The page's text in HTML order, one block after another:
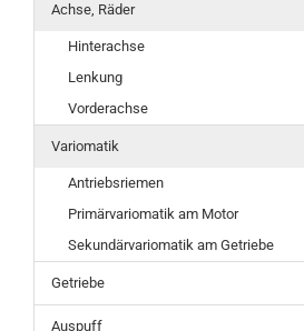
Achse, Räder
Hinterachse
Lenkung
Vorderachse
Variomatik
Antriebsriemen
Primärvariomatik am Motor
Sekundärvariomatik am Getriebe
Getriebe
Auspuff